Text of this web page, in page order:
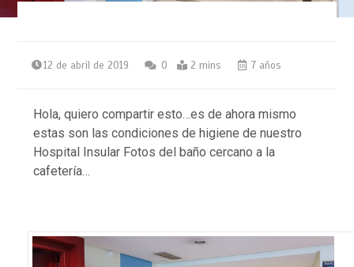
12 de abril de 2019 0 2 mins 7 años
Hola, quiero compartir esto…es de ahora mismo
estas son las condiciones de higiene de nuestro
Hospital Insular Fotos del baño cercano a la
cafetería…